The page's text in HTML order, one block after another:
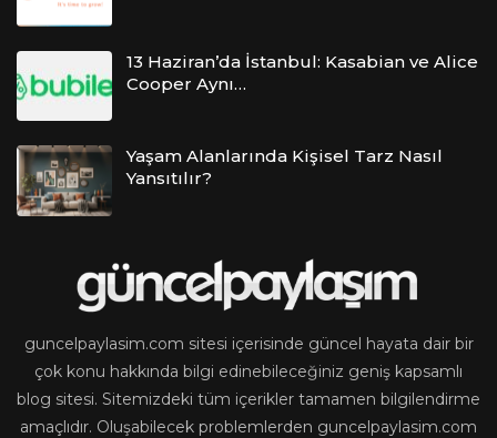
13 Haziran’da İstanbul: Kasabian ve Alice
Cooper Aynı…
Yaşam Alanlarında Kişisel Tarz Nasıl
Yansıtılır?
guncelpaylasim.com sitesi içerisinde güncel hayata dair bir
çok konu hakkında bilgi edinebileceğiniz geniş kapsamlı
blog sitesi. Sitemizdeki tüm içerikler tamamen bilgilendirme
amaçlıdır. Oluşabilecek problemlerden guncelpaylasim.com